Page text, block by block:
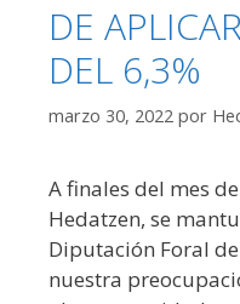
DE
DEL 6,3%
marzo 30, 2022 por
A finales del mes
Hedatzen, se
Diputación Foral
nuestra